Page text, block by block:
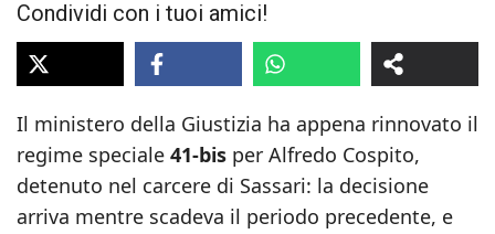
Condividi con i tuoi amici!
Il ministero della Giustizia ha appena rinnovato il
regime speciale 41‑bis per Alfredo Cospito,
detenuto nel carcere di Sassari: la decisione
arriva mentre scadeva il periodo precedente, e